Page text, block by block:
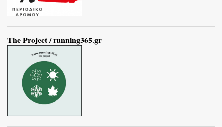
The Project / running365.gr